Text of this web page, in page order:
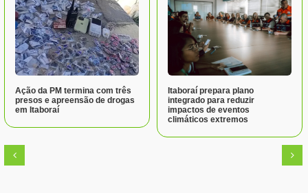
Ação da PM termina com três
presos e apreensão de drogas
em Itaboraí
Itaboraí prepara plano
integrado para reduzir
impactos de eventos
climáticos extremos